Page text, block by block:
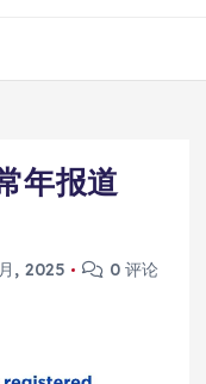
年报道
, 2025 0 评论